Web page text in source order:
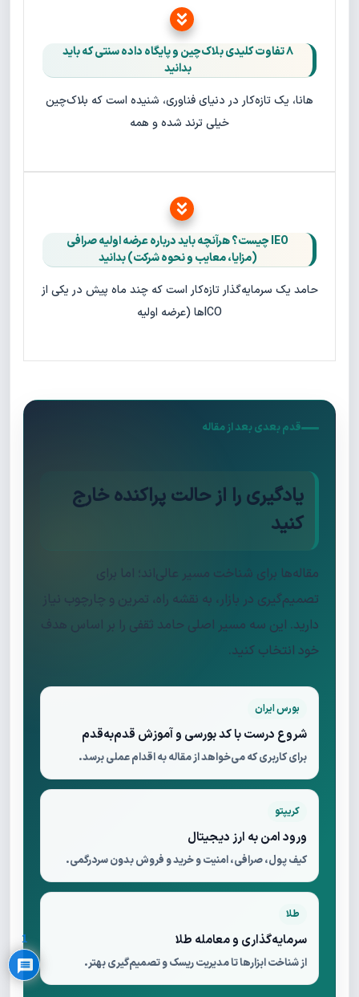
۸ تفاوت کلیدی بلاک‌چین و پایگاه‌ داده سنتی که باید
بدانید
هانا، یک تازه‌کار در دنیای فناوری، شنیده است که بلاک‌چین
خیلی ترند شده و همه
IEO چیست؟ هرآنچه باید درباره عرضه اولیه صرافی
(مزایا، معایب و نحوه شرکت) بدانید
حامد یک سرمایه‌گذار تازه‌کار است که چند ماه پیش در یکی از
ICOها (عرضه اولیه
قدم بعدی بعد از مقاله
یادگیری را از حالت پراکنده خارج
کنید
مقاله‌ها برای شناخت مسیر عالی‌اند؛ اما برای
تصمیم‌گیری در بازار، به نقشه راه، تمرین و چارچوب نیاز
دارید. این سه مسیر اصلی حامد ثقفی را بر اساس هدف
خود انتخاب کنید.
بورس ایران
شروع درست با کد بورسی و آموزش قدم‌به‌قدم
برای کاربری که می‌خواهد از مقاله به اقدام عملی برسد.
کریپتو
ورود امن به ارز دیجیتال
کیف پول، صرافی، امنیت و خرید و فروش بدون سردرگمی.
طلا
سرمایه‌گذاری و معامله طلا
از شناخت ابزارها تا مدیریت ریسک و تصمیم‌گیری بهتر.
Privacy Policy
1